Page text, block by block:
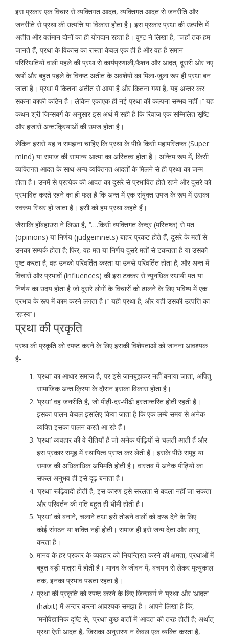
इस प्रकार एक विचार से व्यक्तिगत आदत, व्यक्तिगत आदत से जनरीति और
जनरीति से प्रथा की उत्पत्ति या विकास होता है। इस प्रकार प्रथा की उत्पत्ति में
अतीत और वर्तमान दोनों का ही योगदान रहता है। वुण्ट ने लिखा है, ‘‘जहाँ तक हम
जानते हैं, प्रथा के विकास का रास्ता केवल एक ही है और वह है समान
परिस्थितियों वाली पहले की प्रथा से कार्यप्रणाली,फैशन और आदत; दूसरी ओर नए
रूपों और बहुत पहले के विनष्ट अतीत के अवशेषों का मिला-जुला रूप ही प्रथा बन
जाता है। प्रथा में कितना अतीत से आया है और कितना गया है, यह अन्तर कर
सकना काफी कठिन है। लेकिन एकाएक ही नई प्रथा की कल्पना सम्भव नहीं।’’ यह
कथन श्री जिन्सबर्ग के अनुसार इस अर्थ में सही है कि रिवाज एक सम्मिलित सृष्टि
और हजारों अन्त:क्रियाओं की उपज होता है।
लेकिन इससे यह न समझना चाहिए कि प्रथा के पीछे किसी महामस्तिष्क (Super
mind) या समाज की सामान्य आत्मा का अस्तित्व होता है। अन्तिम रूप में, किसी
व्यक्तिगत आदत के साथ अन्य व्यक्तिगत आदतों के मिलने से ही प्रथा का जन्म
होता है। उनमें से प्रत्येक की आदत का दूसरे से प्रभावित होते रहने और दूसरे को
प्रभावित करते रहने का ही फल है कि अन्त में एक संयुक्त उपज के रूप में उसका
स्वरूप स्थिर हो जाता है। इसी को हम प्रथा कहते हैं।
जैसाकि हॉबहाउस ने लिखा है, ‘‘….किसी व्यक्तिगत केन्द्र (मस्तिष्क) से मत
(opinions) या निर्णय (judgemnets) बाहर प्रकट होते हैं, दूसरे के मतों से
उनका सम्पर्क होता है; फिर, वह मत या निर्णय दूसरे मतों से टकराता है या उसको
पुष्ट करता है; वह उनको परिवर्तित करता या उनसे परिवर्तित होता है; और अन्त में
विचारों और प्रभावों (influences) की इस टक्कर से न्यूनधिक स्थायी मत या
निर्णय का उदय होता है जो दूसरे लोगों के विचारों को ढालने के लिए भविष्य में एक
प्रभाव के रूप में काम करने लगता है।’’ यही प्रथा है; और यही उसकी उत्पत्ति का
‘रहस्य’।
प्रथा की प्रकृति
प्रथा की प्रकृति को स्पष्ट करने के लिए इसकी विशेषताओं को जानना आवश्यक
है-
‘प्रथा’ का आधार समाज है, पर इसे जानबूझकर नहीं बनाया जाता, अपितु
सामाजिक अन्त:क्रिया के दौरान इसका विकास होता है।
‘प्रथा’ वह जनरीति है, जो पीढ़ी-दर-पीढ़ी हस्तान्तरित होती रहती है।
इसका पालन केवल इसलिए किया जाता है कि एक लम्बे समय से अनेक
व्यक्ति इसका पालन करते आ रहे हैं।
‘प्रथा’ व्यवहार की वे रीतियाँ हैं जो अनेक पीढ़ियों से चलती आती हैं और
इस प्रकार समूह में स्थायित्व प्राप्त कर लेती हैं। इसके पीछे समूह या
समाज की अधिकाधिक अभिमति होती है। वास्तव में अनेक पीढ़ियों का
सफल अनुभव ही इसे दृढ़ बनाता है।
‘प्रथा’ रूढ़िवादी होती है, इस कारण इसे सरलता से बदला नहीं जा सकता
और परिवर्तन की गति बहुत ही धीमी होती है।
‘प्रथा’ को बनाने, चलाने तथा इसे तोड़ने वालों को दण्ड देने के लिए
कोई संगठन या शक्ति नहीं होती। समाज ही इसे जन्म देता और लागू
करता है।
मानव के हर प्रकार के व्यवहार को नियन्त्रित करने की क्षमता, प्रथाओं में
बहुत बड़ी मात्रा में होती है। मानव के जीवन में, बचपन से लेकर मृत्युकाल
तक, इनका प्रभाव पड़ता रहता है।
प्रथा की प्रकृति को स्पष्ट करने के लिए जिन्सबर्ग ने ‘प्रथा’ और ‘आदत’
(habit) में अन्तर करना आवश्यक समझा है। आपने लिखा है कि,
‘‘मनोवैज्ञानिक दृष्टि से, ‘प्रथा’ कुछ बातों में ‘आदत’ की तरह होती है; अर्थात्
प्रथा ऐसी आदत है, जिसका अनुसरण न केवल एक व्यक्ति करता है,